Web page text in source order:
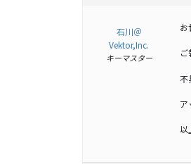
石川＠
Vektor,Inc.
キーマスター
お
不
ア
以